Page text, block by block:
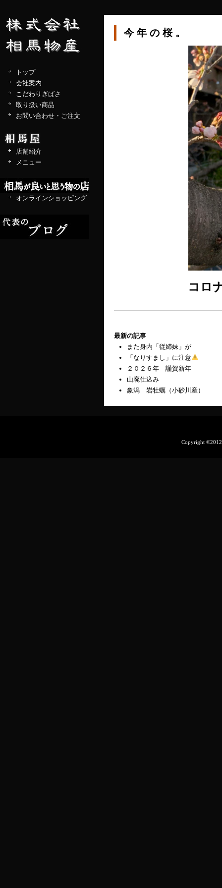
トップ
会社案内
こだわりぎばさ
取り扱い商品
お問い合わせ・ご注文
店舗紹介
メニュー
オンラインショッピング
今年の桜。
コロ
最新の記事
また身内「従姉妹」が
「なりすまし」に注意
２０２６年 謹賀新年
山廃仕込み
象潟 岩牡蠣（小砂川産）
Copyright